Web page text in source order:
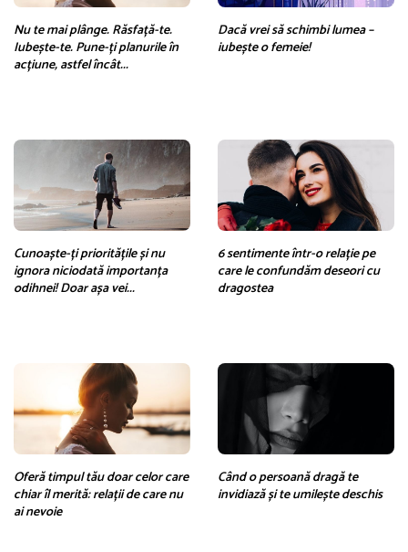
Nu te mai plânge. Răsfață-te.
Iubește-te. Pune-ți planurile în
acțiune, astfel încât...
Dacă vrei să schimbi lumea –
iubește o femeie!
Cunoaște-ți prioritățile și nu
ignora niciodată importanța
odihnei! Doar așa vei...
6 sentimente într-o relație pe
care le confundăm deseori cu
dragostea
Oferă timpul tău doar celor care
chiar îl merită: relații de care nu
ai nevoie
Când o persoană dragă te
invidiază și te umilește deschis